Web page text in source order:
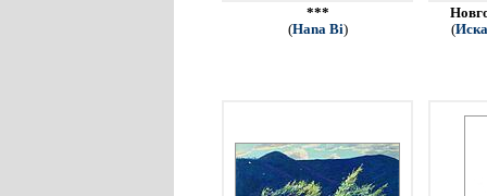
***
(Hana Bi)
(